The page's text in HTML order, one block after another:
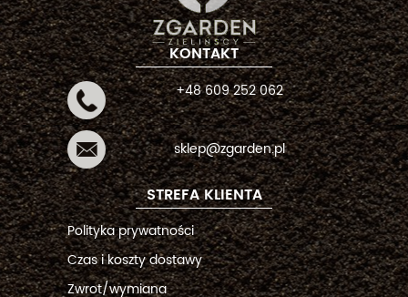
KONTAKT
+48 609 252 062
sklep@zgarden.pl
STREFA KLIENTA
Polityka prywatności
Czas i koszty dostawy
Zwrot/wymiana